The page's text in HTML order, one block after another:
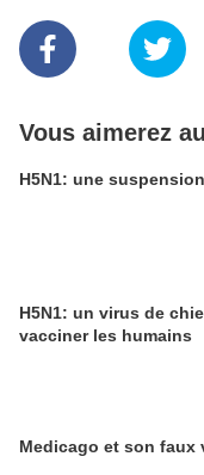
Vous aimerez
H5N1: une
H5N1: un virus de
vacciner les humains
Medicago et son faux